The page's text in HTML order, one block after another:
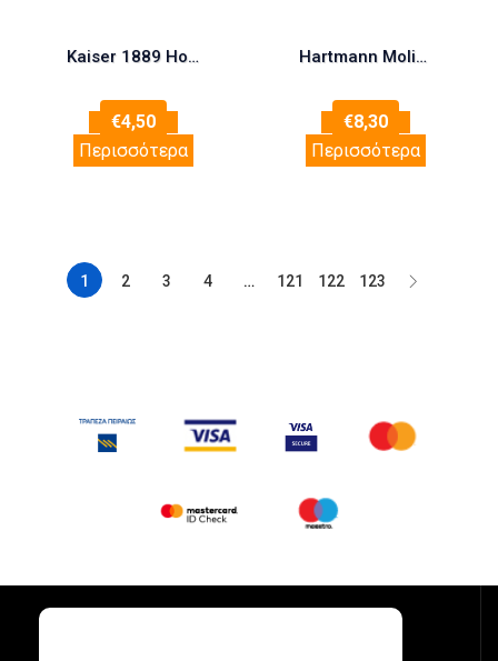
Kaiser 1889 Honig Anis-Fenchel Καραμέλες με Μέλι, Γλυκάνισο & Μάραθο 90gr
€4,50
Περισσότερα
Hartmann Molicare Premium Men Pad Ανδρικές Σερβιέτες Ακράτειας Κανονικής Ροής 4 Σταγόνες 14τμχ
€8,30
Περισσότερα
1 2 3 4 … 121 122 123